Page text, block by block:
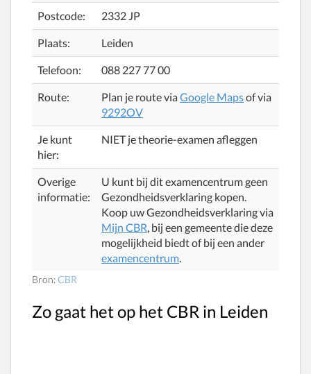
Postcode: 2332 JP
Plaats: Leiden
Telefoon: 088 227 77 00
Route: Plan je route viaGoogle Mapsof via
9292OV
Je kunt
hier:
NIET je theorie-examen afleggen
Overige
informatie:
U kunt bij dit examencentrum geen
Gezondheidsverklaring kopen.
Koop uw Gezondheidsverklaring via
Mijn CBR, bij een gemeente die deze
mogelijkheid biedt of bij een ander
examencentrum.
Bron: CBR
Zo gaat het op het CBR in Leiden